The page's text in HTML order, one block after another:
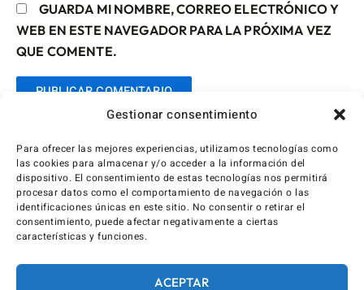
Gestionar consentimiento
Para ofrecer las mejores experiencias, utilizamos tecnologías como
las cookies para almacenar y/o acceder a la información del
dispositivo. El consentimiento de estas tecnologías nos permitirá
procesar datos como el comportamiento de navegación o las
identificaciones únicas en este sitio. No consentir o retirar el
consentimiento, puede afectar negativamente a ciertas
características y funciones.
ACEPTAR
GUARDA MI NOMBRE, CORREO ELECTRÓNICO Y
WEB EN ESTE NAVEGADOR PARA LA PRÓXIMA VEZ
QUE COMENTE.